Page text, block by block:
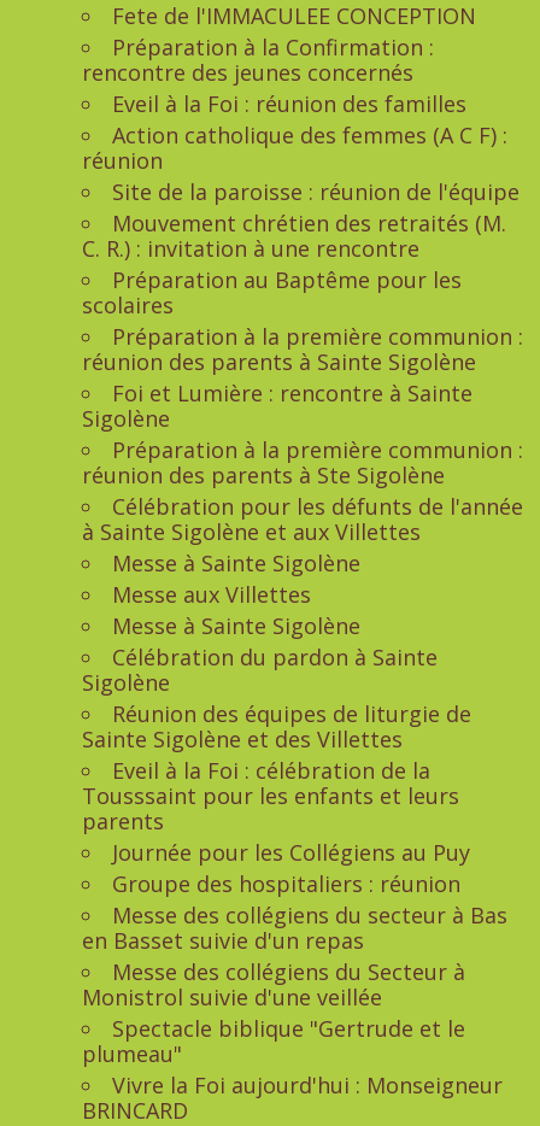
Fete de l'IMMACULEE CONCEPTION
Préparation à la Confirmation :
rencontre des jeunes concernés
Eveil à la Foi : réunion des familles
Action catholique des femmes (A C F) :
réunion
Site de la paroisse : réunion de l'équipe
Mouvement chrétien des retraités (M.
C. R.) : invitation à une rencontre
Préparation au Baptême pour les
scolaires
Préparation à la première communion :
réunion des parents à Sainte Sigolène
Foi et Lumière : rencontre à Sainte
Sigolène
Préparation à la première communion :
réunion des parents à Ste Sigolène
Célébration pour les défunts de l'année
à Sainte Sigolène et aux Villettes
Messe à Sainte Sigolène
Messe aux Villettes
Messe à Sainte Sigolène
Célébration du pardon à Sainte
Sigolène
Réunion des équipes de liturgie de
Sainte Sigolène et des Villettes
Eveil à la Foi : célébration de la
Tousssaint pour les enfants et leurs
parents
Journée pour les Collégiens au Puy
Groupe des hospitaliers : réunion
Messe des collégiens du secteur à Bas
en Basset suivie d'un repas
Messe des collégiens du Secteur à
Monistrol suivie d'une veillée
Spectacle biblique "Gertrude et le
plumeau"
Vivre la Foi aujourd'hui : Monseigneur
BRINCARD